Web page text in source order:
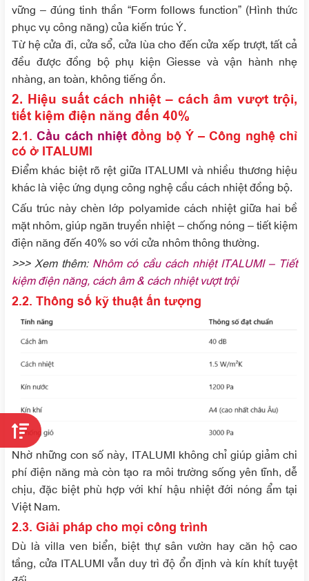
vững – đúng tinh thần “Form follows function” (Hình thức
phục vụ công năng) của kiến trúc Ý.
Từ hệ cửa đi, cửa sổ, cửa lùa cho đến cửa xếp trượt, tất cả
đều được đồng bộ phụ kiện Giesse và vận hành nhẹ
nhàng, an toàn, không tiếng ồn.
2. Hiệu suất cách nhiệt – cách âm vượt trội,
tiết kiệm điện năng đến 40%
2.1.Cầu cách nhiệtđồng bộ Ý – Công nghệ chỉ
có ở ITALUMI
Điểm khác biệt rõ rệt giữa ITALUMI và nhiều thương hiệu
khác là việc ứng dụng công nghệ cầu cách nhiệt đồng bộ.
Cấu trúc này chèn lớp polyamide cách nhiệt giữa hai bề
mặt nhôm, giúp ngăn truyền nhiệt – chống nóng – tiết kiệm
điện năng đến 40% so với cửa nhôm thông thường.
>>> Xem thêm: Nhôm có cầu cách nhiệt ITALUMI – Tiết
kiệm điện năng, cách âm & cách nhiệt vượt trội
2.2. Thông số kỹ thuật ấn tượng
Nhờ những con số này, ITALUMI không chỉ giúp giảm chi
phí điện năng mà còn tạo ra môi trường sống yên tĩnh, dễ
chịu, đặc biệt phù hợp với khí hậu nhiệt đới nóng ẩm tại
Việt Nam.
2.3. Giải pháp cho mọi công trình
Dù là villa ven biển, biệt thự sân vườn hay căn hộ cao
tầng, cửa ITALUMI vẫn duy trì độ ổn định và kín khít tuyệt